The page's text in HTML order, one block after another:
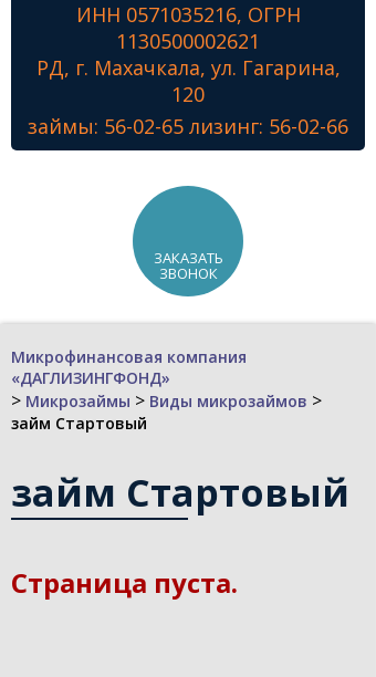
Лизинг
Наши проекты
Знамя Победы
ИНН 0571035216, ОГРН
1130500002621
РД, г. Махачкала, ул. Гагарина,
120
займы: 56-02-65 лизинг: 56-02-66
ЗАКАЗАТЬ
ЗВОНОК
Микрофинансовая компания
«ДАГЛИЗИНГФОНД»
> Микрозаймы > Виды микрозаймов >
займ Стартовый
займ Стартовый
Страница пуста.